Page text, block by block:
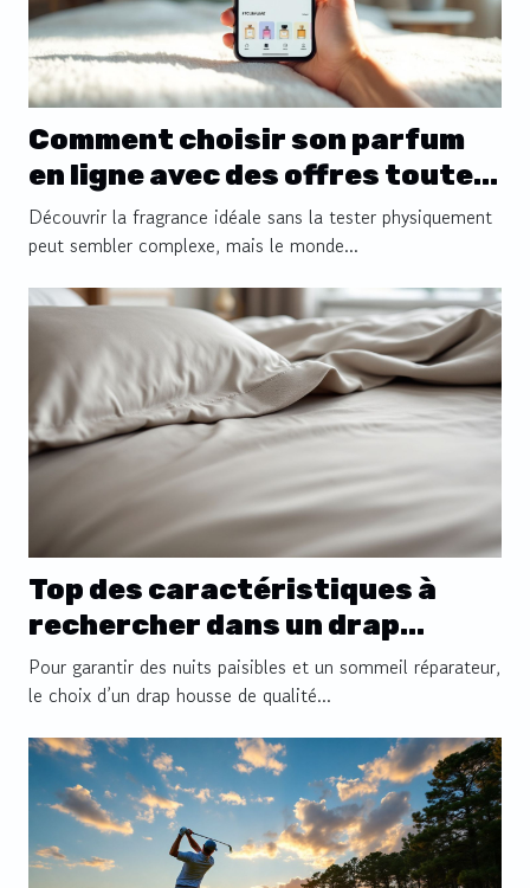
Comment choisir son parfum
en ligne avec des offres toute
l'année ?
Découvrir la fragrance idéale sans la tester physiquement
peut sembler complexe, mais le monde...
Top des caractéristiques à
rechercher dans un drap
housse de qualité
Pour garantir des nuits paisibles et un sommeil réparateur,
le choix d’un drap housse de qualité...